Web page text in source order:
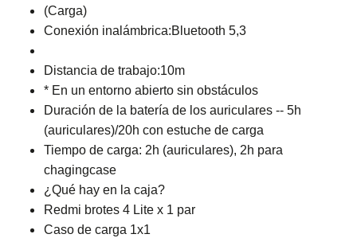
(Carga)
Conexión inalámbrica:Bluetooth 5,3
Distancia de trabajo:10m
* En un entorno abierto sin obstáculos
Duración de la batería de los auriculares -- 5h
(auriculares)/20h con estuche de carga
Tiempo de carga: 2h (auriculares), 2h para
chagingcase
¿Qué hay en la caja?
Redmi brotes 4 Lite x 1 par
Caso de carga 1x1